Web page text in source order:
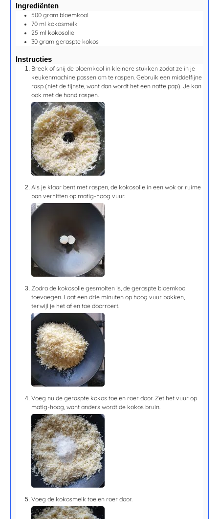
Ingrediënten
500 gram bloemkool
70 ml kokosmelk
25 ml kokosolie
30 gram geraspte kokos
Instructies
Breek of snij de bloemkool in kleinere stukken zodat ze in je
keukenmachine passen om te raspen. Gebruik een middelfijne
rasp (niet de fijnste, want dan wordt het een natte pap). Je kan
ook met de hand raspen.
Als je klaar bent met raspen, de kokosolie in een wok or ruime
pan verhitten op matig-hoog vuur.
Zodra de kokosolie gesmolten is, de geraspte bloemkool
toevoegen. Laat eendrie minutenop hoog vuur bakken,
terwijl je het af en toe doorroert.
Voeg nu de geraspte kokos toe en roer door. Zet het vuur op
matig-hoog, want anders wordt de kokos bruin.
Voeg de kokosmelk toe en roer door.